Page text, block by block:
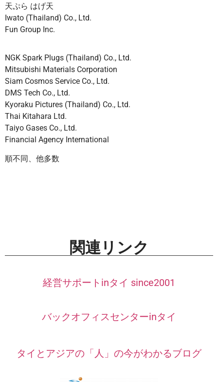
天ぷら はげ天
Iwato (Thailand) Co., Ltd.
Fun Group Inc.
NGK Spark Plugs (Thailand) Co., Ltd.
Mitsubishi Materials Corporation
Siam Cosmos Service Co., Ltd.
DMS Tech Co., Ltd.
Kyoraku Pictures (Thailand) Co., Ltd.
Thai Kitahara Ltd.
Taiyo Gases Co., Ltd.
Financial Agency International
順不同、他多数
関連リンク
経営サポートinタイ since2001
バックオフィスセンターinタイ
タイとアジアの「人」の今がわかるブログ